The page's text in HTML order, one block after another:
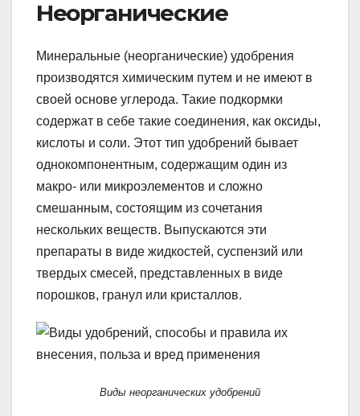
Неорганические
Минеральные (неорганические) удобрения
производятся химическим путем и не имеют в
своей основе углерода. Такие подкормки
содержат в себе такие соединения, как оксиды,
кислоты и соли. Этот тип удобрений бывает
однокомпонентным, содержащим один из
макро- или микроэлементов и сложно
смешанным, состоящим из сочетания
нескольких веществ. Выпускаются эти
препараты в виде жидкостей, суспензий или
твердых смесей, представленных в виде
порошков, гранул или кристаллов.
Виды неорганических удобрений